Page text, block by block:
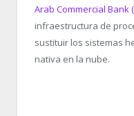
Arab Commercial Bank
infraestructura de
sustituir los sistemas
nativa en la nube.